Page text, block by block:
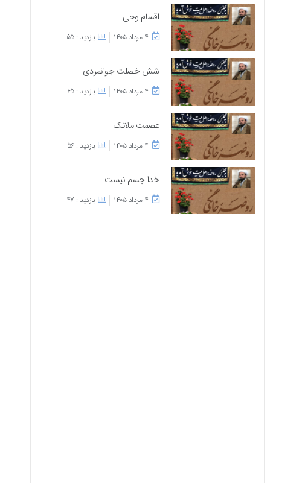
اقسام وحی
۴ مرداد ۱۴۰۵ بازدید : 55
شش خصلت جوانمردی
۴ مرداد ۱۴۰۵ بازدید : 65
عصمت ملائک
۴ مرداد ۱۴۰۵ بازدید : 56
خدا جسم نیست
۴ مرداد ۱۴۰۵ بازدید : 47